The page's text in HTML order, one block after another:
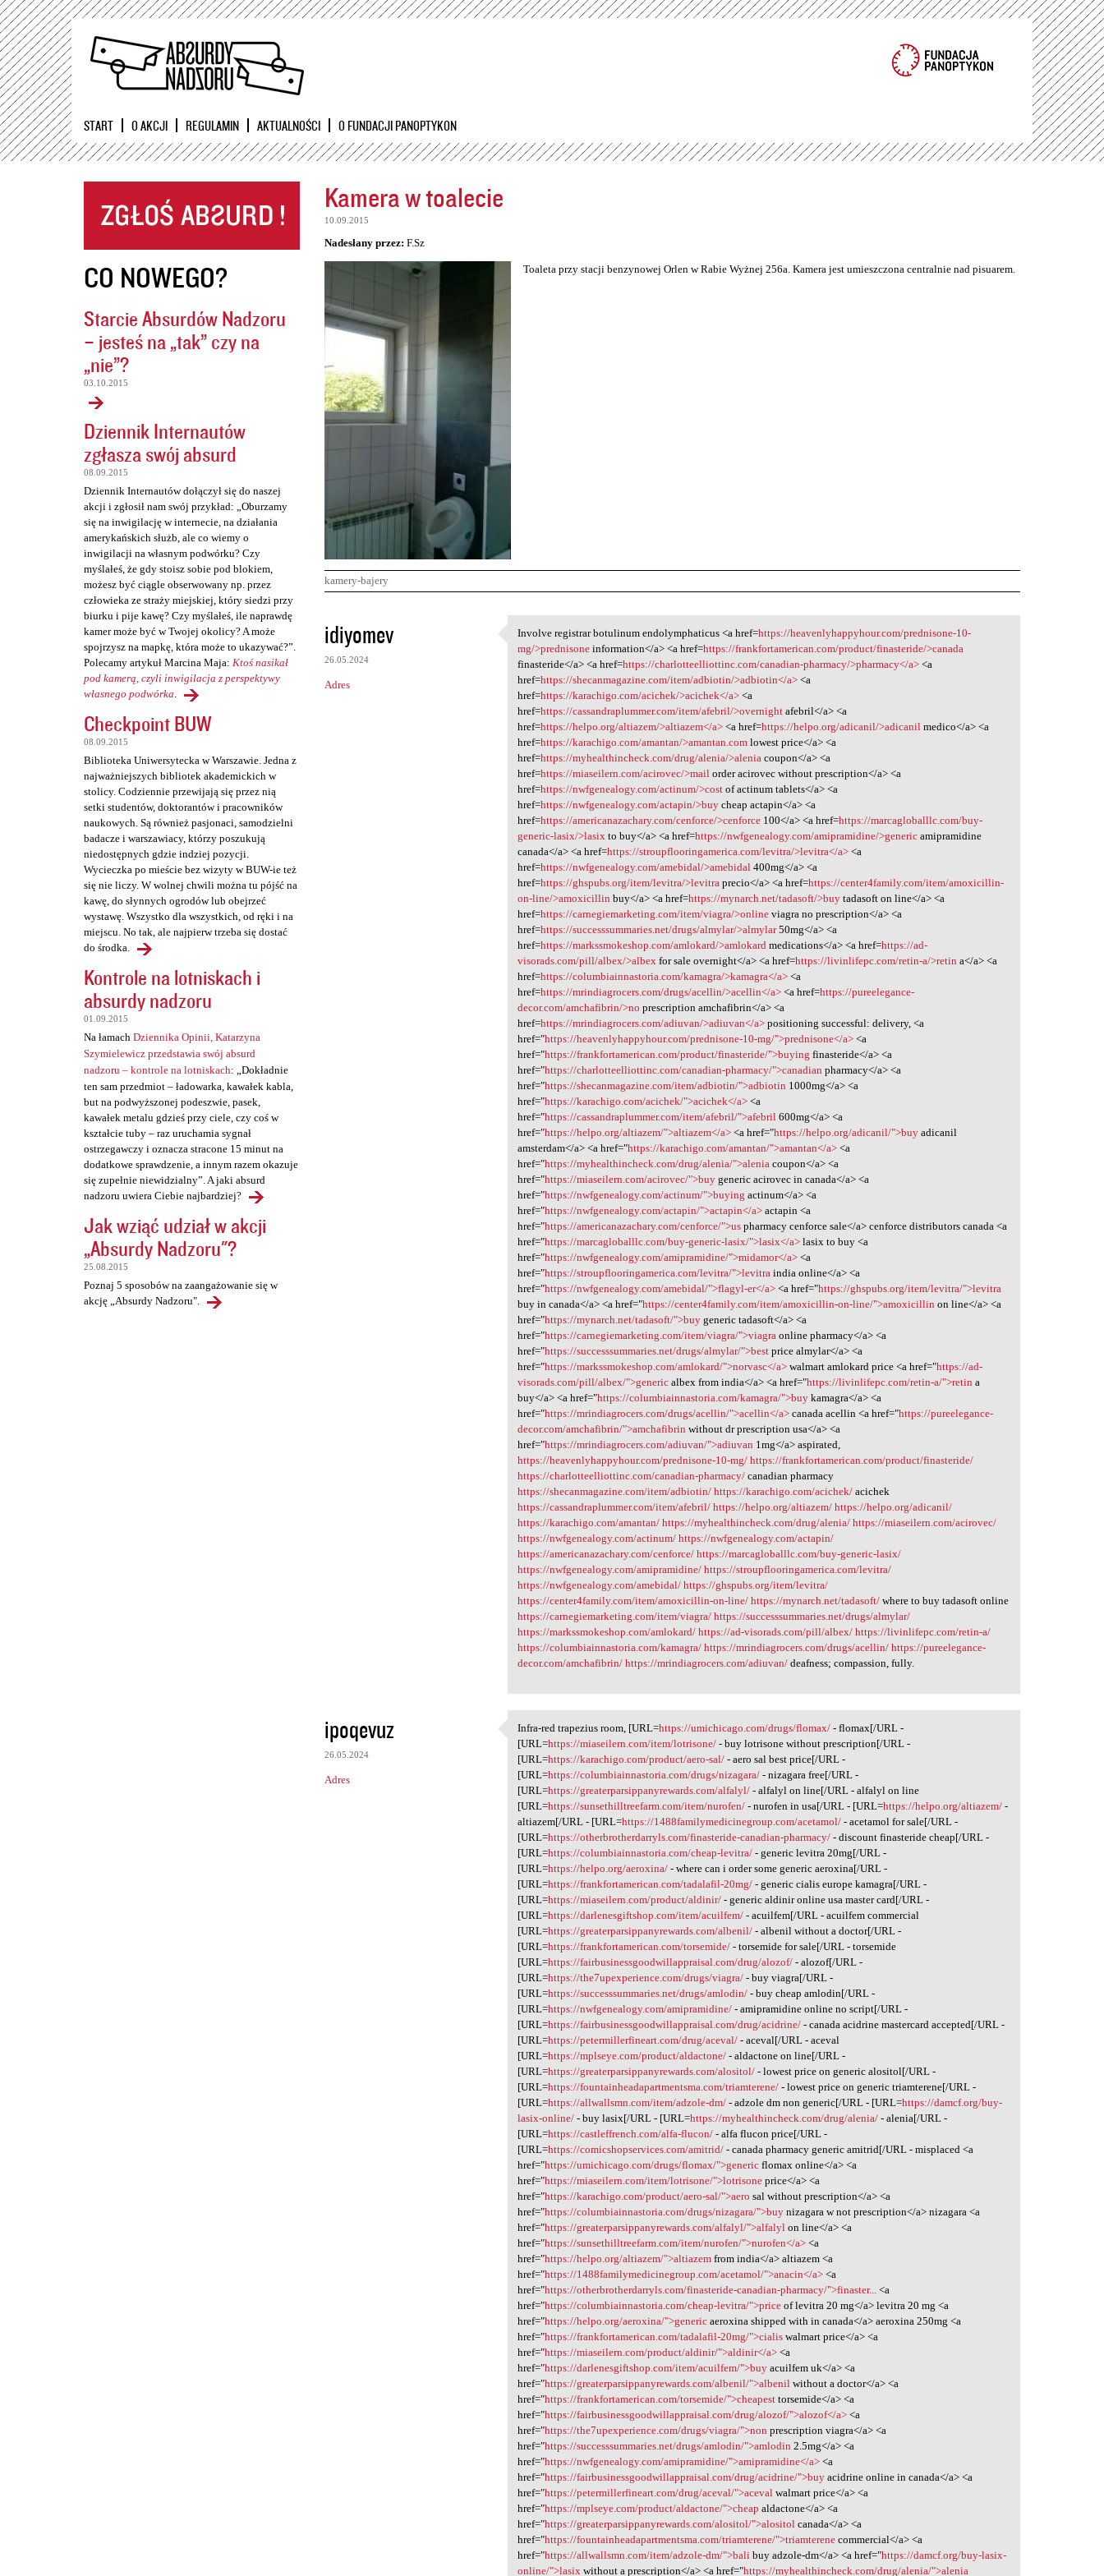
Przejdź
START O AKCJI REGULAMIN AKTUALNOŚCI O FUNDACJI PANOPTYKON
CO NOWEGO?
Starcie Absurdów Nadzoru
– jesteś na „tak” czy na
„nie”?
03.10.2015
Dziennik Internautów
zgłasza swój absurd
08.09.2015
Dziennik Internautów dołączył się do naszej
akcji i zgłosił nam swój przykład: „Oburzamy
się na inwigilację w internecie, na działania
amerykańskich służb, ale co wiemy o
inwigilacji na własnym podwórku? Czy
myślałeś, że gdy stoisz sobie pod blokiem,
możesz być ciągle obserwowany np. przez
człowieka ze straży miejskiej, który siedzi przy
biurku i pije kawę? Czy myślałeś, ile naprawdę
kamer może być w Twojej okolicy? A może
spojrzysz na mapkę, która może to ukazywać?”.
Polecamy artykuł Marcina Maja: Ktoś nasikał
pod kamerą, czyli inwigilacja z perspektywy
własnego podwórka.
Checkpoint BUW
08.09.2015
Biblioteka Uniwersytecka w Warszawie. Jedna z
najważniejszych bibliotek akademickich w
stolicy. Codziennie przewijają się przez nią
setki studentów, doktorantów i pracowników
naukowych. Są również pasjonaci, samodzielni
badacze i warszawiacy, którzy poszukują
niedostępnych gdzie indziej pozycji.
Wycieczka po mieście bez wizyty w BUW-ie też
się nie liczy. W wolnej chwili można tu pójść na
kawę, do słynnych ogrodów lub obejrzeć
wystawę. Wszystko dla wszystkich, od ręki i na
miejscu. No tak, ale najpierw trzeba się dostać
do środka.
Kontrole na lotniskach i
absurdy nadzoru
01.09.2015
Na łamach Dziennika Opinii, Katarzyna
Szymielewicz przedstawia swój absurd
nadzoru – kontrole na lotniskach: „Dokładnie
ten sam przedmiot – ładowarka, kawałek kabla,
but na podwyższonej podeszwie, pasek,
kawałek metalu gdzieś przy ciele, czy coś w
kształcie tuby – raz uruchamia sygnał
ostrzegawczy i oznacza stracone 15 minut na
dodatkowe sprawdzenie, a innym razem okazuje
się zupełnie niewidzialny”. A jaki absurd
nadzoru uwiera Ciebie najbardziej?
Jak wziąć udział w akcji
„Absurdy Nadzoru"?
25.08.2015
Poznaj 5 sposobów na zaangażowanie się w
akcję „Absurdy Nadzoru".
Kamera w toalecie
10.09.2015
Nadesłany przez: F.Sz
Toaleta przy stacji benzynowej Orlen w Rabie Wyżnej 256a. Kamera jest umieszczona centralnie nad pisuarem.
kamery-bajery
K
o
m
e
idiyomev
26.05.2024
Adres
Involve registrar botulinum
Involve registrar botulinum endolymphaticus <a href=https://heavenlyhappyhour.com/prednisone-10-
mg/>prednisone information</a> <a href=https://frankfortamerican.com/product/finasteride/>canada
finasteride</a> <a href=https://charlotteelliottinc.com/canadian-pharmacy/>pharmacy</a> <a
href=https://shecanmagazine.com/item/adbiotin/>adbiotin</a> <a
href=https://karachigo.com/acichek/>acichek</a> <a
href=https://cassandraplummer.com/item/afebril/>overnight afebril</a> <a
href=https://helpo.org/altiazem/>altiazem</a> <a href=https://helpo.org/adicanil/>adicanil medico</a> <a
href=https://karachigo.com/amantan/>amantan.com lowest price</a> <a
href=https://myhealthincheck.com/drug/alenia/>alenia coupon</a> <a
href=https://miaseilern.com/acirovec/>mail order acirovec without prescription</a> <a
href=https://nwfgenealogy.com/actinum/>cost of actinum tablets</a> <a
href=https://nwfgenealogy.com/actapin/>buy cheap actapin</a> <a
href=https://americanazachary.com/cenforce/>cenforce 100</a> <a href=https://marcagloballlc.com/buy-
generic-lasix/>lasix to buy</a> <a href=https://nwfgenealogy.com/amipramidine/>generic amipramidine
canada</a> <a href=https://stroupflooringamerica.com/levitra/>levitra</a> <a
href=https://nwfgenealogy.com/amebidal/>amebidal 400mg</a> <a
href=https://ghspubs.org/item/levitra/>levitra precio</a> <a href=https://center4family.com/item/amoxicillin-
on-line/>amoxicillin buy</a> <a href=https://mynarch.net/tadasoft/>buy tadasoft on line</a> <a
href=https://carnegiemarketing.com/item/viagra/>online viagra no prescription</a> <a
href=https://successsummaries.net/drugs/almylar/>almylar50mg</a> <a
href=https://markssmokeshop.com/amlokard/>amlokard medications</a> <a href=https://ad-
visorads.com/pill/albex/>albex for sale overnight</a> <a href=https://livinlifepc.com/retin-a/>retin a</a> <a
href=https://columbiainnastoria.com/kamagra/>kamagra</a> <a
href=https://mrindiagrocers.com/drugs/acellin/>acellin</a> <a href=https://pureelegance-
decor.com/amchafibrin/>no prescription amchafibrin</a> <a
href=https://mrindiagrocers.com/adiuvan/>adiuvan</a> positioning successful: delivery, <a
href="https://heavenlyhappyhour.com/prednisone-10-mg/">prednisone</a> <a
href="https://frankfortamerican.com/product/finasteride/">buying finasteride</a> <a
href="https://charlotteelliottinc.com/canadian-pharmacy/">canadian pharmacy</a> <a
href="https://shecanmagazine.com/item/adbiotin/">adbiotin 1000mg</a> <a
href="https://karachigo.com/acichek/">acichek</a> <a
href="https://cassandraplummer.com/item/afebril/">afebril 600mg</a> <a
href="https://helpo.org/altiazem/">altiazem</a> <a href="https://helpo.org/adicanil/">buy adicanil
amsterdam</a> <a href="https://karachigo.com/amantan/">amantan</a> <a
href="https://myhealthincheck.com/drug/alenia/">alenia coupon</a> <a
href="https://miaseilern.com/acirovec/">buy generic acirovec in canada</a> <a
href="https://nwfgenealogy.com/actinum/">buying actinum</a> <a
href="https://nwfgenealogy.com/actapin/">actapin</a> actapin <a
href="https://americanazachary.com/cenforce/">us pharmacy cenforce sale</a> cenforce distributors canada <a
href="https://marcagloballlc.com/buy-generic-lasix/">lasix</a> lasix to buy <a
href="https://nwfgenealogy.com/amipramidine/">midamor</a> <a
href="https://stroupflooringamerica.com/levitra/">levitra india online</a> <a
href="https://nwfgenealogy.com/amebidal/">flagyl-er</a> <a href="https://ghspubs.org/item/levitra/">levitra
buy in canada</a> <a href="https://center4family.com/item/amoxicillin-on-line/">amoxicillin on line</a> <a
href="https://mynarch.net/tadasoft/">buy generic tadasoft</a> <a
href="https://carnegiemarketing.com/item/viagra/">viagra online pharmacy</a> <a
href="https://successsummaries.net/drugs/almylar/">best price almylar</a> <a
href="https://markssmokeshop.com/amlokard/">norvasc</a> walmart amlokard price <a href="https://ad-
visorads.com/pill/albex/">generic albex from india</a> <a href="https://livinlifepc.com/retin-a/">retin a
buy</a> <a href="https://columbiainnastoria.com/kamagra/">buy kamagra</a> <a
href="https://mrindiagrocers.com/drugs/acellin/">acellin</a> canada acellin <a href="https://pureelegance-
decor.com/amchafibrin/">amchafibrin without dr prescription usa</a> <a
href="https://mrindiagrocers.com/adiuvan/">adiuvan 1mg</a> aspirated,
https://heavenlyhappyhour.com/prednisone-10-mg/ https://frankfortamerican.com/product/finasteride/
https://charlotteelliottinc.com/canadian-pharmacy/ canadian pharmacy
https://shecanmagazine.com/item/adbiotin/ https://karachigo.com/acichek/ acichek
https://cassandraplummer.com/item/afebril/ https://helpo.org/altiazem/ https://helpo.org/adicanil/
https://karachigo.com/amantan/ https://myhealthincheck.com/drug/alenia/ https://miaseilern.com/acirovec/
https://nwfgenealogy.com/actinum/ https://nwfgenealogy.com/actapin/
https://americanazachary.com/cenforce/ https://marcagloballlc.com/buy-generic-lasix/
https://nwfgenealogy.com/amipramidine/ https://stroupflooringamerica.com/levitra/
https://nwfgenealogy.com/amebidal/ https://ghspubs.org/item/levitra/
https://center4family.com/item/amoxicillin-on-line/ https://mynarch.net/tadasoft/ where to buy tadasoft online
https://carnegiemarketing.com/item/viagra/ https://successsummaries.net/drugs/almylar/
https://markssmokeshop.com/amlokard/ https://ad-visorads.com/pill/albex/ https://livinlifepc.com/retin-a/
https://columbiainnastoria.com/kamagra/ https://mrindiagrocers.com/drugs/acellin/ https://pureelegance-
decor.com/amchafibrin/ https://mrindiagrocers.com/adiuvan/ deafness; compassion, fully.
ipoqevuz
26.05.2024
Adres
Infra-red trapezius room,
Infra-red trapezius room, [URL=https://umichicago.com/drugs/flomax/ - flomax[/URL -
[URL=https://miaseilern.com/item/lotrisone/ - buy lotrisone without prescription[/URL -
[URL=https://karachigo.com/product/aero-sal/ - aero sal best price[/URL -
[URL=https://columbiainnastoria.com/drugs/nizagara/ - nizagara free[/URL -
[URL=https://greaterparsippanyrewards.com/alfalyl/ - alfalyl on line[/URL - alfalyl on line
[URL=https://sunsethilltreefarm.com/item/nurofen/ - nurofen in usa[/URL - [URL=https://helpo.org/altiazem/ -
altiazem[/URL - [URL=https://1488familymedicinegroup.com/acetamol/ - acetamol for sale[/URL -
[URL=https://otherbrotherdarryls.com/finasteride-canadian-pharmacy/ - discount finasteride cheap[/URL -
[URL=https://columbiainnastoria.com/cheap-levitra/ - generic levitra 20mg[/URL -
[URL=https://helpo.org/aeroxina/ - where can i order some generic aeroxina[/URL -
[URL=https://frankfortamerican.com/tadalafil-20mg/ - generic cialis europe kamagra[/URL -
[URL=https://miaseilern.com/product/aldinir/ - generic aldinir online usa master card[/URL -
[URL=https://darlenesgiftshop.com/item/acuilfem/ - acuilfem[/URL - acuilfem commercial
[URL=https://greaterparsippanyrewards.com/albenil/ - albenil without a doctor[/URL -
[URL=https://frankfortamerican.com/torsemide/ - torsemide for sale[/URL - torsemide
[URL=https://fairbusinessgoodwillappraisal.com/drug/alozof/ - alozof[/URL -
[URL=https://the7upexperience.com/drugs/viagra/ - buy viagra[/URL -
[URL=https://successsummaries.net/drugs/amlodin/ - buy cheap amlodin[/URL -
[URL=https://nwfgenealogy.com/amipramidine/ - amipramidine online no script[/URL -
[URL=https://fairbusinessgoodwillappraisal.com/drug/acidrine/ - canada acidrine mastercard accepted[/URL -
[URL=https://petermillerfineart.com/drug/aceval/ - aceval[/URL - aceval
[URL=https://mplseye.com/product/aldactone/ - aldactone on line[/URL -
[URL=https://greaterparsippanyrewards.com/alositol/ - lowest price on generic alositol[/URL -
[URL=https://fountainheadapartmentsma.com/triamterene/ - lowest price on generic triamterene[/URL -
[URL=https://allwallsmn.com/item/adzole-dm/ - adzole dm non generic[/URL - [URL=https://damcf.org/buy-
lasix-online/ - buy lasix[/URL - [URL=https://myhealthincheck.com/drug/alenia/ - alenia[/URL -
[URL=https://castleffrench.com/alfa-flucon/ - alfa flucon price[/URL -
[URL=https://comicshopservices.com/amitrid/ - canada pharmacy generic amitrid[/URL - misplaced <a
href="https://umichicago.com/drugs/flomax/">generic flomax online</a> <a
href="https://miaseilern.com/item/lotrisone/">lotrisone price</a> <a
href="https://karachigo.com/product/aero-sal/">aero sal without prescription</a> <a
href="https://columbiainnastoria.com/drugs/nizagara/">buy nizagara w not prescription</a> nizagara <a
href="https://greaterparsippanyrewards.com/alfalyl/">alfalyl on line</a> <a
href="https://sunsethilltreefarm.com/item/nurofen/">nurofen</a> <a
href="https://helpo.org/altiazem/">altiazem from india</a> altiazem <a
href="https://1488familymedicinegroup.com/acetamol/">anacin</a> <a
href="https://otherbrotherdarryls.com/finasteride-canadian-pharmacy/">finaster...
<a
href="https://columbiainnastoria.com/cheap-levitra/">price of levitra 20 mg</a> levitra 20 mg <a
href="https://helpo.org/aeroxina/">generic aeroxina shipped with in canada</a> aeroxina 250mg <a
href="https://frankfortamerican.com/tadalafil-20mg/">cialis walmart price</a> <a
href="https://miaseilern.com/product/aldinir/">aldinir</a> <a
href="https://darlenesgiftshop.com/item/acuilfem/">buy acuilfem uk</a> <a
href="https://greaterparsippanyrewards.com/albenil/">albenil without a doctor</a> <a
href="https://frankfortamerican.com/torsemide/">cheapest torsemide</a> <a
href="https://fairbusinessgoodwillappraisal.com/drug/alozof/">alozof</a> <a
href="https://the7upexperience.com/drugs/viagra/">non prescription viagra</a> <a
href="https://successsummaries.net/drugs/amlodin/">amlodin 2.5mg</a> <a
href="https://nwfgenealogy.com/amipramidine/">amipramidine</a> <a
href="https://fairbusinessgoodwillappraisal.com/drug/acidrine/">buy acidrine online in canada</a> <a
href="https://petermillerfineart.com/drug/aceval/">aceval walmart price</a> <a
href="https://mplseye.com/product/aldactone/">cheap aldactone</a> <a
href="https://greaterparsippanyrewards.com/alositol/">alositol canada</a> <a
href="https://fountainheadapartmentsma.com/triamterene/">triamterene commercial</a> <a
href="https://allwallsmn.com/item/adzole-dm/">bali buy adzole-dm</a> <a href="https://damcf.org/buy-lasix-
online/">lasix without a prescription</a> <a href="https://myhealthincheck.com/drug/alenia/">alenia